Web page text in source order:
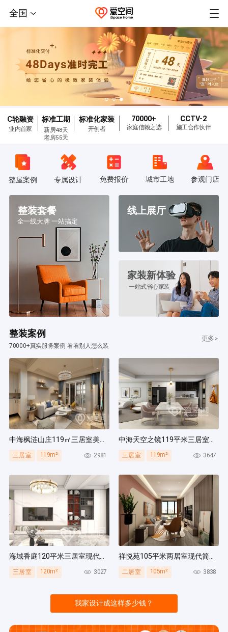
全国
C轮融资
业内首家
标准工期
新房48天
老房55天
标准化家装
开创者
70000+
家庭信赖之选
CCTV-2
施工合作伙伴
整屋案例 专属设计 免费报价 城市工地 参观门店
整装套餐
全一线大牌 一站搞定
线上展厅
家装新体验
一站式省心家装
整装案例
70000+真实服务案例 看看别人怎么装
更多>
中海枫涟山庄119㎡三居室美式风装修案例
三居室 119m² 2981
中海天空之镜119平米三居室北欧风装修案例
三居室 119m² 3647
海域香庭120平米三居室现代简约风装修案例
三居室 120m² 3027
祥悦苑105平米两居室现代简约风装修案例
二居室 105m² 3838
我家设计成这样多少钱？